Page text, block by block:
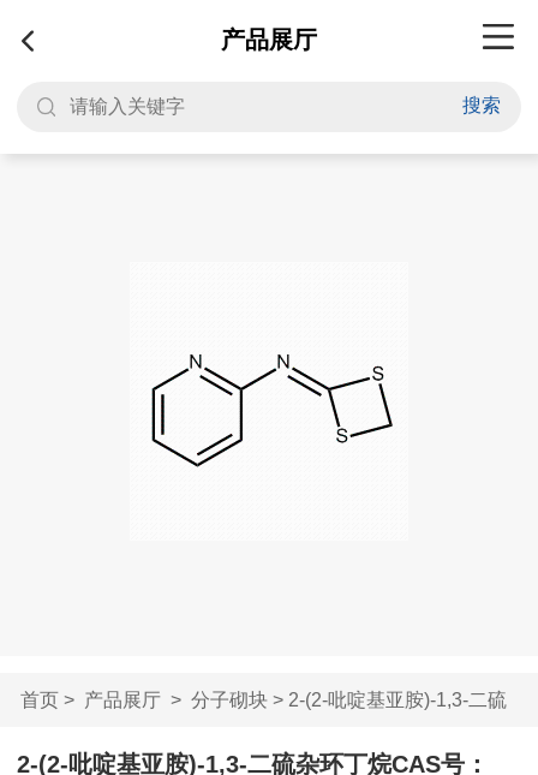
产品展厅
搜索
首页> 产品展厅> 分子砌块> 2-(2-吡啶基亚胺)-1,3-二硫
杂...
2-(2-吡啶基亚胺)-1,3-二硫杂环丁烷CAS号：